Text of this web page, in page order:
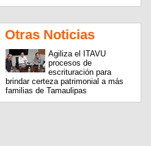
Otras Noticias
Agiliza el ITAVU
procesos de
escrituración para
brindar certeza patrimonial a más
familias de Tamaulipas